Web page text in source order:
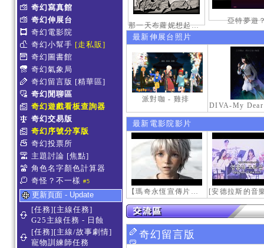
奇幻寫真館
奇幻伸展台
奇幻電影院
奇幻小幫手 [走私販]
奇幻圖書館
奇幻氣象局
奇幻留言版 [精華區]
奇幻閒聊區
奇幻遊戲看板查詢器
奇幻交易版
奇幻序號分享版
奇幻投票所
主題討論 [焦點]
角色名字顏色計算器
奇怪？不一樣 #5
更新頁面 - Update
[任務][主線任務]
G25主線任務 - 日蝕
[任務][主線/故事劇情]
寵物訓練師任務
那一天布蘿妮想起老佛的奶油手
亞特夢遊
最新伸展台照片
派對咖 - 雞排
最新電影院影片
【瑪奇永恆宣傳片】最初的感動
奇幻留言版